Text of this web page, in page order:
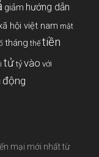
giảm hướng dẫn
hội việt nam mật
tháng thế tiền
tử tỷ vào với
động
mại mới nhất từ